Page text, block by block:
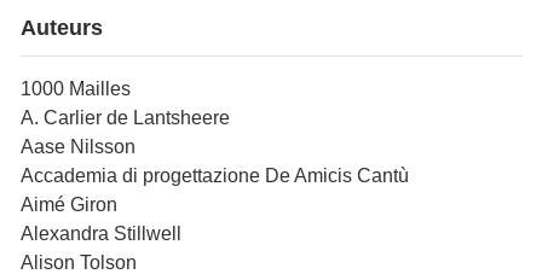
Auteurs
1000 Mailles
A. Carlier de Lantsheere
Aase Nilsson
Accademia di progettazione De Amicis Cantù
Aimé Giron
Alexandra Stillwell
Alison Tolson